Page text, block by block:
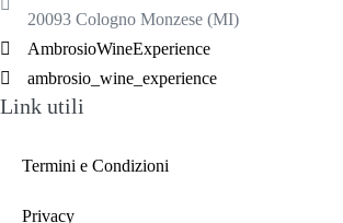
20093 Cologno Monzese (MI)
AmbrosioWineExperience
ambrosio_wine_experience
Link utili
Termini e Condizioni
Privacy